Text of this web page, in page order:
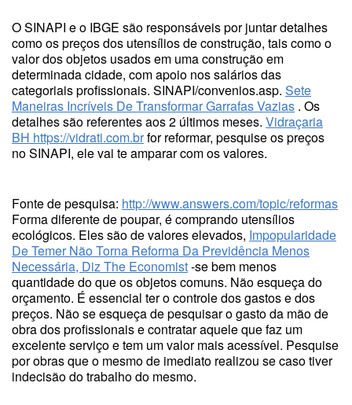
O SINAPI e o IBGE são responsáveis por juntar detalhes
como os preços dos utensílios de construção, tais como o
valor dos objetos usados em uma construção em
determinada cidade, com apoio nos salários das
categoriais profissionais. SINAPI/convenios.asp. Sete
Maneiras Incríveis De Transformar Garrafas Vazias . Os
detalhes são referentes aos 2 últimos meses. Vidraçaria
BH https://vidrati.com.brfor reformar, pesquise os preços
no SINAPI, ele vai te amparar com os valores.
Fonte de pesquisa: http://www.answers.com/topic/reformas
Forma diferente de poupar, é comprando utensílios
ecológicos. Eles são de valores elevados, Impopularidade
De Temer Não Torna Reforma Da Previdência Menos
Necessária, Diz The Economist-se bem menos
quantidade do que os objetos comuns. Não esqueça do
orçamento. É essencial ter o controle dos gastos e dos
preços. Não se esqueça de pesquisar o gasto da mão de
obra dos profissionais e contratar aquele que faz um
excelente serviço e tem um valor mais acessível. Pesquise
por obras que o mesmo de imediato realizou se caso tiver
indecisão do trabalho do mesmo.